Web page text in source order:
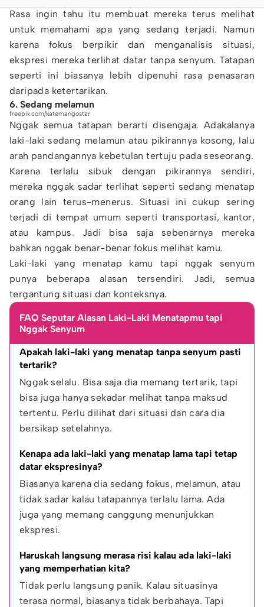
Rasa ingin tahu itu membuat mereka terus melihat
untuk memahami apa yang sedang terjadi. Namun
karena fokus berpikir dan menganalisis situasi,
ekspresi mereka terlihat datar tanpa senyum. Tatapan
seperti ini biasanya lebih dipenuhi rasa penasaran
daripada ketertarikan.
6. Sedang melamun
freepik.com/katemangostar
Nggak semua tatapan berarti disengaja. Adakalanya
laki-laki sedang melamun atau pikirannya kosong, lalu
arah pandangannya kebetulan tertuju pada seseorang.
Karena terlalu sibuk dengan pikirannya sendiri,
mereka nggak sadar terlihat seperti sedang menatap
orang lain terus-menerus. Situasi ini cukup sering
terjadi di tempat umum seperti transportasi, kantor,
atau kampus. Jadi bisa saja sebenarnya mereka
bahkan nggak benar-benar fokus melihat kamu.
Laki-laki yang menatap kamu tapi nggak senyum
punya beberapa alasan tersendiri. Jadi, semua
tergantung situasi dan konteksnya.
FAQ Seputar Alasan Laki-Laki Menatapmu tapi
Nggak Senyum
Apakah laki-laki yang menatap tanpa senyum pasti
tertarik?
Nggak selalu. Bisa saja dia memang tertarik, tapi
bisa juga hanya sekadar melihat tanpa maksud
tertentu. Perlu dilihat dari situasi dan cara dia
bersikap setelahnya.
Kenapa ada laki-laki yang menatap lama tapi tetap
datar ekspresinya?
Biasanya karena dia sedang fokus, melamun, atau
tidak sadar kalau tatapannya terlalu lama. Ada
juga yang memang canggung menunjukkan
ekspresi.
Haruskah langsung merasa risi kalau ada laki-laki
yang memperhatian kita?
Tidak perlu langsung panik. Kalau situasinya
terasa normal, biasanya tidak berbahaya. Tapi